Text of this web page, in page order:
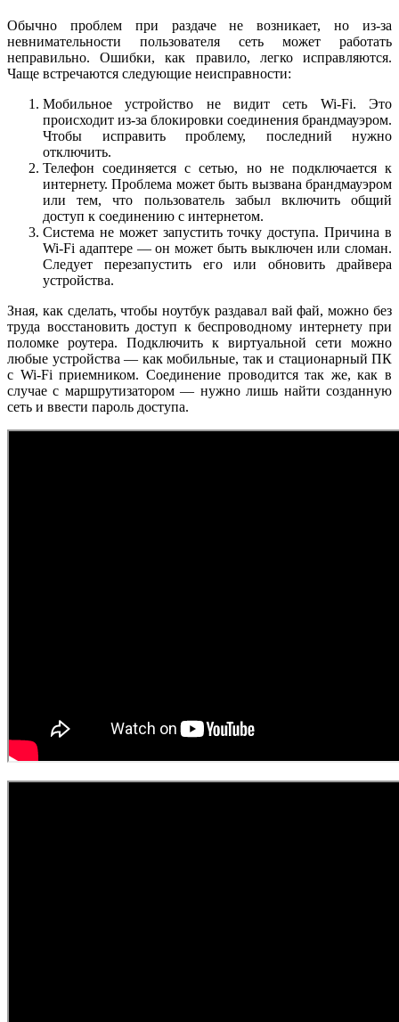
Обычно проблем при раздаче не возникает, но из-за
невнимательности пользователя сеть может работать
неправильно. Ошибки, как правило, легко исправляются.
Чаще встречаются следующие неисправности:
Мобильное устройство не видит сеть Wi-Fi. Это
происходит из-за блокировки соединения брандмауэром.
Чтобы исправить проблему, последний нужно
отключить.
Телефон соединяется с сетью, но не подключается к
интернету. Проблема может быть вызвана брандмауэром
или тем, что пользователь забыл включить общий
доступ к соединению с интернетом.
Система не может запустить точку доступа. Причина в
Wi-Fi адаптере — он может быть выключен или сломан.
Следует перезапустить его или обновить драйвера
устройства.
Зная, как сделать, чтобы ноутбук раздавал вай фай, можно без
труда восстановить доступ к беспроводному интернету при
поломке роутера. Подключить к виртуальной сети можно
любые устройства — как мобильные, так и стационарный ПК
с Wi-Fi приемником. Соединение проводится так же, как в
случае с маршрутизатором — нужно лишь найти созданную
сеть и ввести пароль доступа.